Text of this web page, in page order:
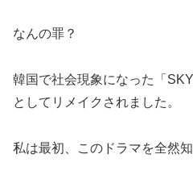
なんの罪？
韓国で社会現象になった「
としてリメイクされました。
私は最初、このドラマを全然